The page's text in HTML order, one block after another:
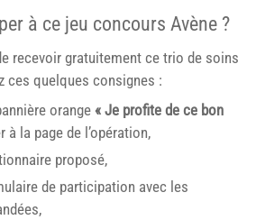
à ce jeu concours Avène ?
recevoir gratuitement ce trio de soins
ces quelques consignes :
orange « Je profite de ce bon
la page de l’opération,
proposé,
de participation avec les